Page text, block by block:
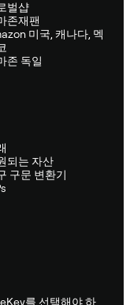
벌샵
존재팬
미국, 캐나다, 멕
존 독일
되는 자산
구문 변환기
를 선택해야 하